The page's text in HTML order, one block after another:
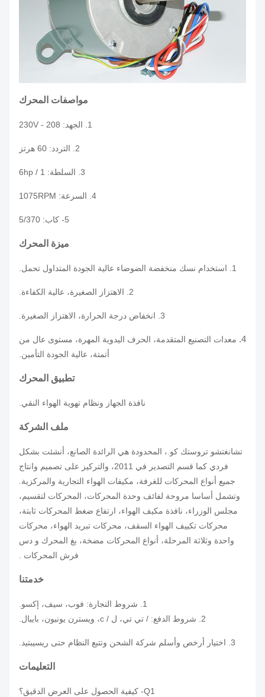
مواصفات المحرك
ميزة المحرك
معدات التصنيع المتقدمة، الحرف اليدوية المهرة، مستوى عال من
أتمتة، عالية الجودة التأمين.
تطبيق المحرك
نافذة الجهاز ونظام تهوية الهواء النقي.
ملف الشركة
تشانغتشو تروستك كو.، المحدودة هي الرائدة الصانع، أنشئت بشكل
فردي كما قسم التصدير في 2011، والتركيز على تصميم وانتاج
جميع أنواع المحركات للغرفة، مكيفات الهواء التجارية والمركزية.
وتشمل أساسا مروحة لفائف وحدة المحركات، المحركات لتقسيم،
مجلس الوزراء، نافذة مكيف الهواء، ارتفاع ضغط المحركات ثابتة،
محركات تكييف الهواء السقف، محركات تبريد الهواء، محركات
واحدة وثلاثة المرحلة، أنواع المحركات مضخة، بغ المحرك و دس
فرش المحركات .
خدمتنا
اختيار أرخص وأسلم شركة الشحن وتتبع النظام حتى ريسيبتيد.
التعليمات